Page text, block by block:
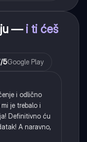
— i ti ćeš
/5Google Play
i odlično
je trebalo i
Definitivno ću
A naravno,